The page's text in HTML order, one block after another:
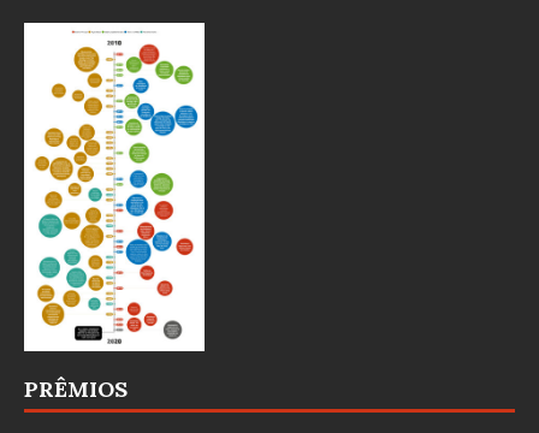
PRÊMIOS